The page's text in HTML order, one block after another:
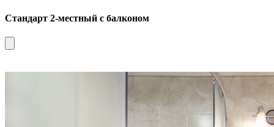
Стандарт 2-местный с балконом